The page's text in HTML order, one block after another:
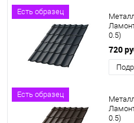
Есть образец
0.5)
720
Есть образец
0.5)